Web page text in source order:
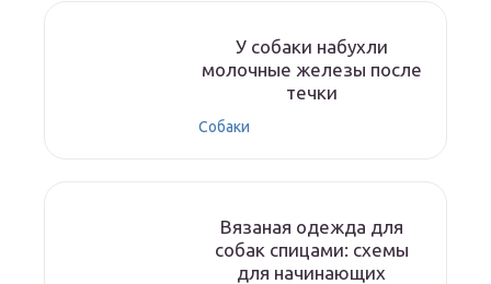
У собаки набухли
молочные железы после
течки
Собаки
Вязаная одежда для
собак спицами: схемы
для начинающих